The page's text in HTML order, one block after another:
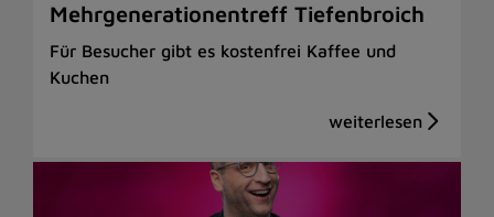
Mehrgenerationentreff Tiefenbroich
Für Besucher gibt es kostenfrei Kaffee und
Kuchen